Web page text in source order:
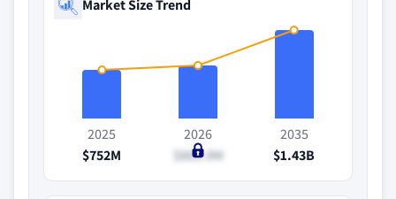
Market Size Trend
2025
$752M
2026
$809.9M
2035
$1.43B